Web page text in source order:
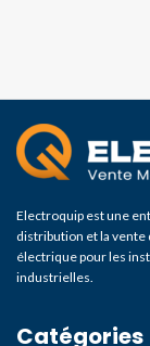
Electroquip est une
distribution et la
électrique pour les
industrielles.
Catégories